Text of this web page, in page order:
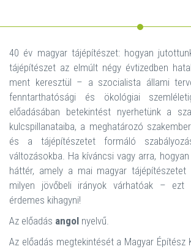
40 év magyar tájépítészet: hogyan
tájépítészet az elmúlt négy évtizedben
ment keresztül – a szocialista állami
fenntarthatósági és ökológiai
előadásában betekintést nyerhetünk a
kulcspillanataiba, a meghatározó
és a tájépítészetet formáló
változásokba. Ha kíváncsi vagy arra,
háttér, amely a mai magyar tájépítészetet
milyen jövőbeli irányok várhatóak – ezt
érdemes kihagyni!
Az előadás angol nyelvű.
Az előadás megtekintését a Magyar Építész